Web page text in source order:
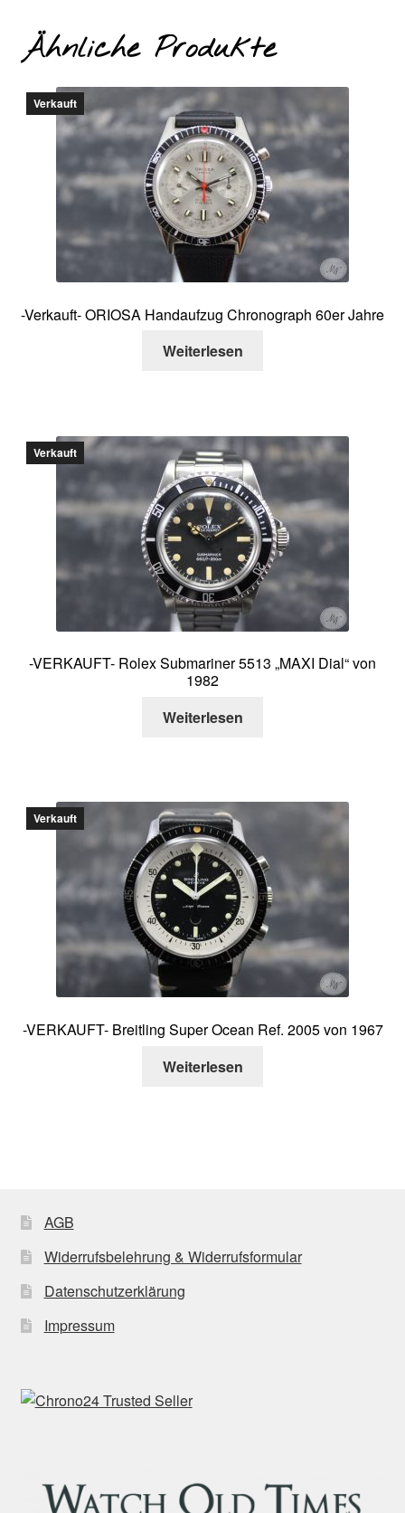
Ähnliche Produkte
Verkauft
-Verkauft- ORIOSA Handaufzug Chronograph 60er Jahre
Weiterlesen
Verkauft
-VERKAUFT- Rolex Submariner 5513 „MAXI Dial“ von
1982
Weiterlesen
Verkauft
-VERKAUFT- Breitling Super Ocean Ref. 2005 von 1967
Weiterlesen
AGB
Widerrufsbelehrung & Widerrufsformular
Datenschutzerklärung
Impressum